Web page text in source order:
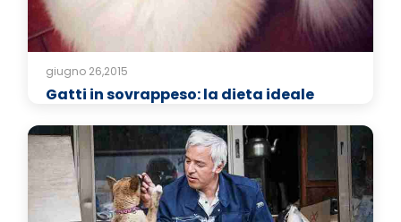
giugno 26,2015
Gatti in sovrappeso: la dieta ideale